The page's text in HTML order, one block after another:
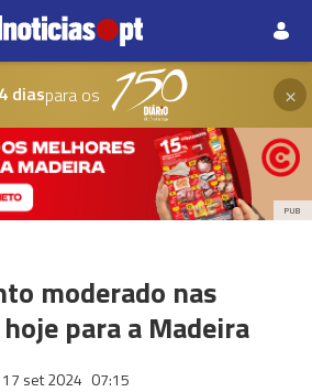
diaspara os ×
PUB
moderado nas
para a Madeira
17 set 2024 07:15